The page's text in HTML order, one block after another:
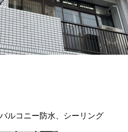
ルコニー防水、シーリング